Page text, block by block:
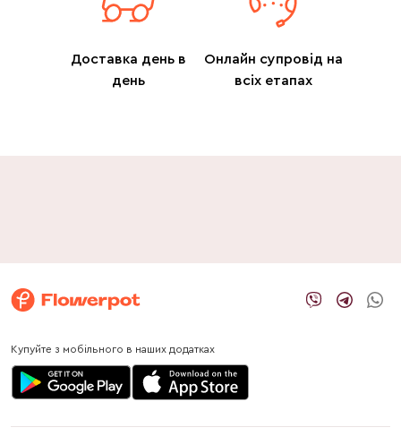
Доставка день в
день
Онлайн супровід на
всіх етапах
Купуйте з мобільного в наших додатках